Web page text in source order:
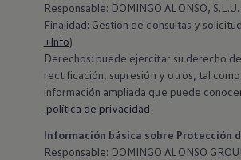
Responsable: DOMINGO ALONSO, S.L.U.
Finalidad: Gestión de consultas y
+Info)
Derechos: puede ejercitar su derecho
rectificación, supresión y otros, tal
información ampliada que puede
política de privacidad.
Información básica sobre Protección
‍Responsable: DOMINGO ALONSO